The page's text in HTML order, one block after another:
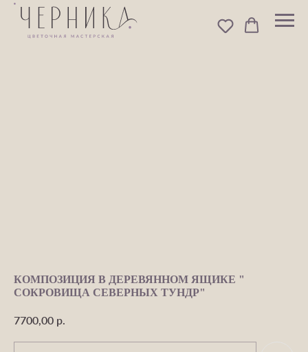
КОМПОЗИЦИЯ В ДЕРЕВЯННОМ ЯЩИКЕ "
СОКРОВИЩА СЕВЕРНЫХ ТУНДР"
7700,00 р.